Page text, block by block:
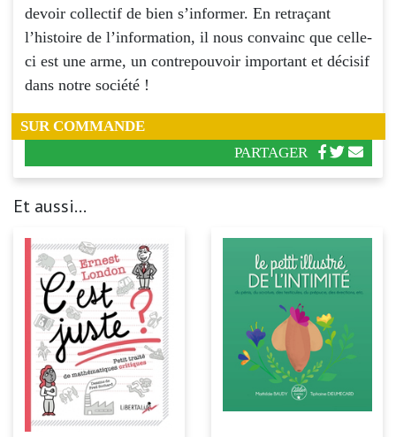
devoir collectif de bien s’informer. En retraçant
l’histoire de l’information, il nous convainc que celle-
ci est une arme, un contrepouvoir important et décisif
dans notre société !
SUR COMMANDE
PARTAGER
Et aussi...